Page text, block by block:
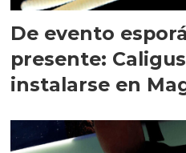
De evento
presente:
instalarse en